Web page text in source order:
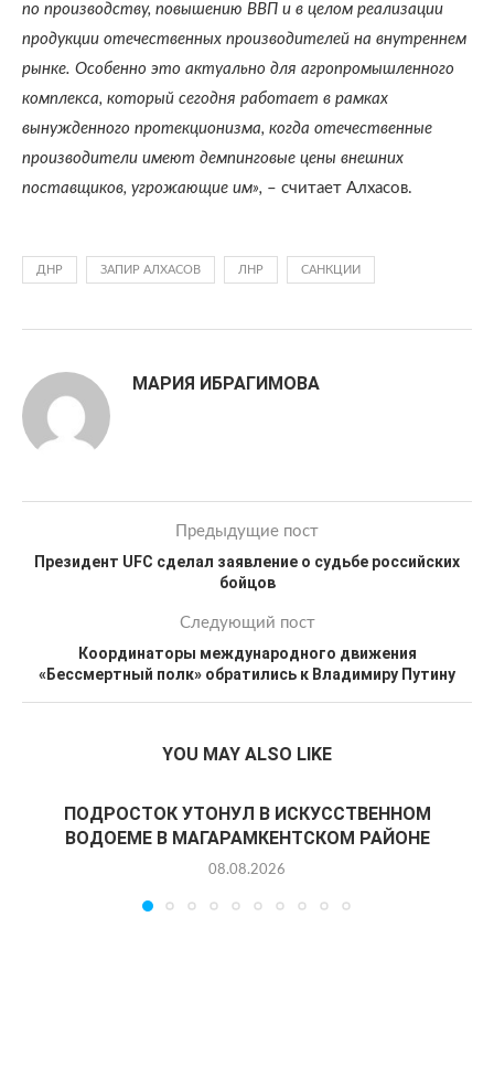
по производству, повышению ВВП и в целом реализации
продукции отечественных производителей на внутреннем
рынке. Особенно это актуально для агропромышленного
комплекса, который сегодня работает в рамках
вынужденного протекционизма, когда отечественные
производители имеют демпинговые цены внешних
поставщиков, угрожающие им», – считает Алхасов.
ДНР ЗАПИР АЛХАСОВ ЛНР САНКЦИИ
МАРИЯ ИБРАГИМОВА
Предыдущие пост
Президент UFC сделал заявление о судьбе российских
бойцов
Следующий пост
Координаторы международного движения
«Бессмертный полк» обратились к Владимиру Путину
YOU MAY ALSO LIKE
ПОДРОСТОК УТОНУЛ В ИСКУССТВЕННОМ
ВОДОЕМЕ В МАГАРАМКЕНТСКОМ РАЙОНЕ
08.08.2026